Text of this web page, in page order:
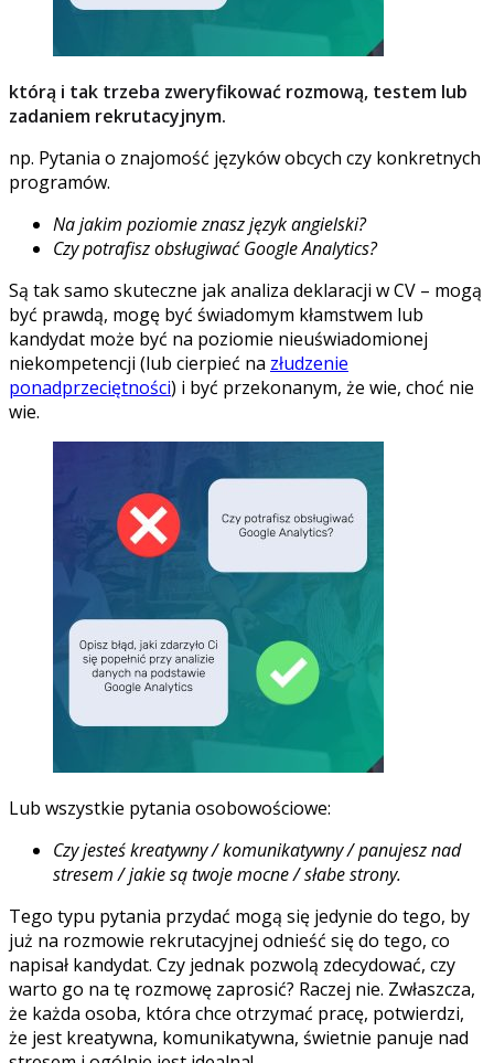
którą i tak trzeba zweryfikować rozmową, testem lub
zadaniem rekrutacyjnym.
np. Pytania o znajomość języków obcych czy konkretnych
programów.
Na jakim poziomie znasz język angielski?
Czy potrafisz obsługiwać Google Analytics?
Są tak samo skuteczne jak analiza deklaracji w CV – mogą
być prawdą, mogę być świadomym kłamstwem lub
kandydat może być na poziomie nieuświadomionej
niekompetencji (lub cierpieć na złudzenie
ponadprzeciętności) i być przekonanym, że wie, choć nie
wie.
Lub wszystkie pytania osobowościowe:
Czy jesteś kreatywny / komunikatywny / panujesz nad
stresem / jakie są twoje mocne / słabe strony.
Tego typu pytania przydać mogą się jedynie do tego, by
już na rozmowie rekrutacyjnej odnieść się do tego, co
napisał kandydat. Czy jednak pozwolą zdecydować, czy
warto go na tę rozmowę zaprosić? Raczej nie. Zwłaszcza,
że każda osoba, która chce otrzymać pracę, potwierdzi,
że jest kreatywna, komunikatywna, świetnie panuje nad